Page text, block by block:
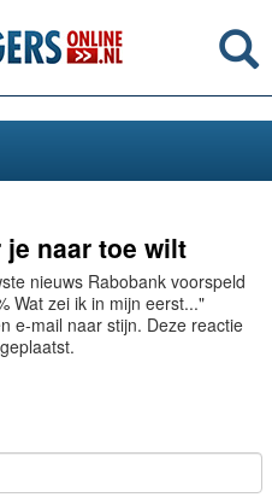
naar toe wilt
nieuws Rabobank voorspeld
Wat zei ik in mijn eerst..."
e-mail naar stijn. Deze reactie